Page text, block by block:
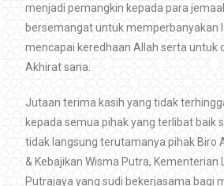
menjadi pemangkin kepada para
bersemangat untuk memperbanyakan
mencapai keredhaan Allah serta untuk
Akhirat sana.
Jutaan terima kasih yang tidak
kepada semua pihak yang terlibat baik
tidak langsung terutamanya pihak Biro
& Kebajikan Wisma Putra, Kementerian
Putrajaya yang sudi bekerjasama bagi